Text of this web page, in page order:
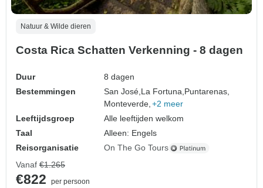
Natuur & Wilde dieren
Costa Rica Schatten Verkenning - 8 dagen
Duur
8 dagen
Bestemmingen
San José,La Fortuna,Puntarenas,
Monteverde, +2 meer
Leeftijdsgroep
Alle leeftijden welkom
Taal
Alleen: Engels
Reisorganisatie
On The Go Tours
Vanaf €1.265
€822
per persoon